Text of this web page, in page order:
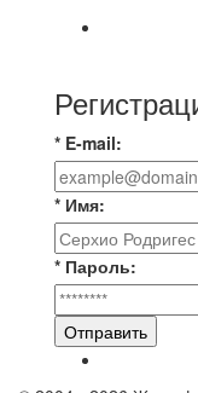
* E-mail:
* Имя:
* Пароль:
Отправить